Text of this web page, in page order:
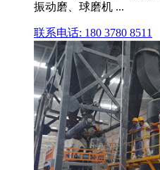
振动磨、球磨机 ...
联系电话: 180 3780 8511